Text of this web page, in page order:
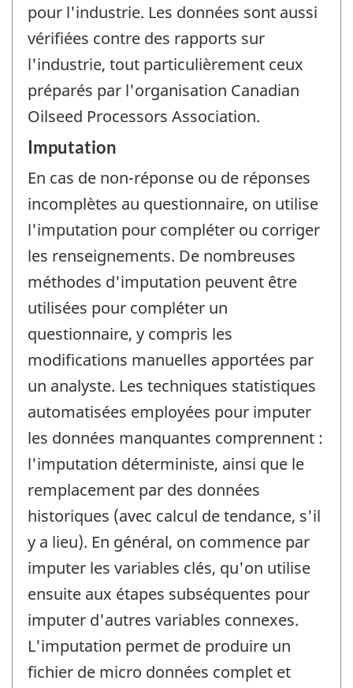
pour l'industrie. Les données sont aussi
vérifiées contre des rapports sur
l'industrie, tout particulièrement ceux
préparés par l'organisation Canadian
Oilseed Processors Association.
Imputation
En cas de non-réponse ou de réponses
incomplètes au questionnaire, on utilise
l'imputation pour compléter ou corriger
les renseignements. De nombreuses
méthodes d'imputation peuvent être
utilisées pour compléter un
questionnaire, y compris les
modifications manuelles apportées par
un analyste. Les techniques statistiques
automatisées employées pour imputer
les données manquantes comprennent :
l'imputation déterministe, ainsi que le
remplacement par des données
historiques (avec calcul de tendance, s'il
y a lieu). En général, on commence par
imputer les variables clés, qu'on utilise
ensuite aux étapes subséquentes pour
imputer d'autres variables connexes.
L'imputation permet de produire un
fichier de micro données complet et